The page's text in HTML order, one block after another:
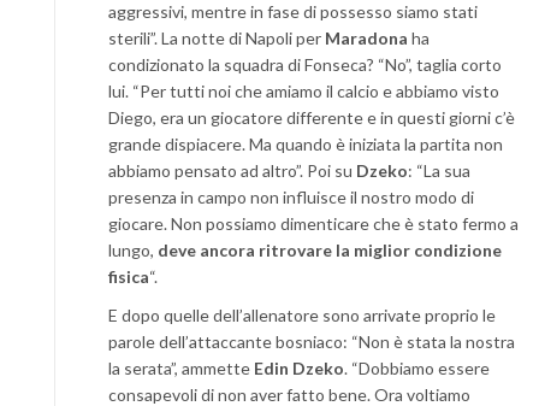
aggressivi, mentre in fase di possesso siamo stati
sterili”. La notte di Napoli per Maradona ha
condizionato la squadra di Fonseca? “No”, taglia corto
lui. “Per tutti noi che amiamo il calcio e abbiamo visto
Diego, era un giocatore differente e in questi giorni c’è
grande dispiacere. Ma quando è iniziata la partita non
abbiamo pensato ad altro”. Poi su Dzeko: “La sua
presenza in campo non influisce il nostro modo di
giocare. Non possiamo dimenticare che è stato fermo a
lungo, deve ancora ritrovare la miglior condizione
fisica“.
E dopo quelle dell’allenatore sono arrivate proprio le
parole dell’attaccante bosniaco: “Non è stata la nostra
la serata”, ammette Edin Dzeko. “Dobbiamo essere
consapevoli di non aver fatto bene. Ora voltiamo